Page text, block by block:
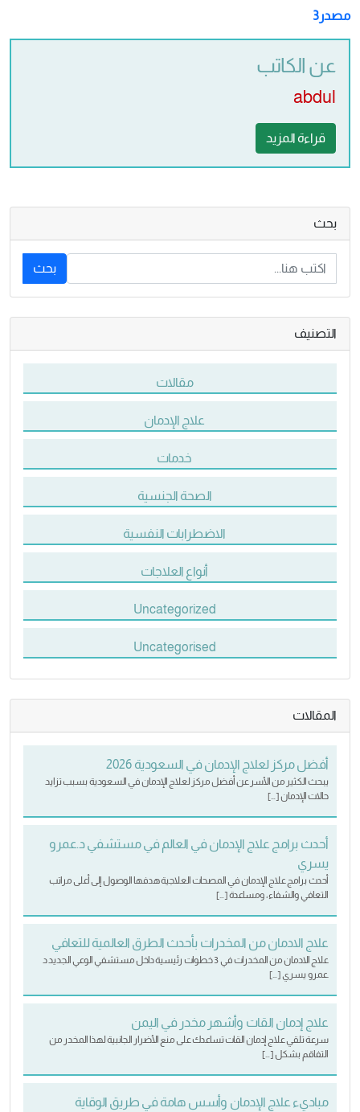
مصدر3
عن الكاتب
abdul
قراءة المزيد
بحث
بحث
التصنيف
مقالات
علاج الإدمان
خدمات
الصحة الجنسية
الاضطرابات النفسية
أنواع العلاجات
Uncategorized
Uncategorised
المقالات
أفضل مركز لعلاج الإدمان في السعودية 2026
يبحث الكثير من الأسر عن أفضل مركز لعلاج الإدمان في السعودية بسبب تزايد
حالات الإدمان […]
أحدث برامج علاج الإدمان في العالم في مستشفي د.عمرو
يسري
أحدث برامج علاج الإدمان في المصحات العلاجية هدفها الوصول إلى أعلى مراتب
التعافي والشفاء، ومساعدة […]
علاج الادمان من المخدرات بأحدث الطرق العالمية للتعافي
علاج الادمان من المخدرات في 3 خطوات رئيسية داخل مستشفي الوعي الجديد د
.عمرو يسري […]
علاج إدمان القات وأشهر مخدر في اليمن
سرعة تلقي علاج إدمان القات تساعدك على منع الأضرار الجانبية لهذا المخدر من
التفاقم بشكل […]
مباديء علاج الإدمان وأسس هامة في طريق الوقاية